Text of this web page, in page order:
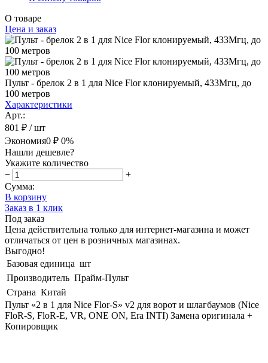
О товаре
Цена и заказ
Пульт - брелок 2 в 1 для Nice Flor клонируемый, 433Мгц, до
100 метров
Характеристики
Арт.:
801 ₽ / шт
Экономия0 ₽ 0%
Нашли дешевле?
Укажите количество
−
+
Сумма:
В корзину
Заказ в 1 клик
Под заказ
Цена действительна только для интернет-магазина и может
отличаться от цен в розничных магазинах.
Выгодно!
Базовая единица шт
Производитель Прайм-Пульт
Страна Китай
Пульт «2 в 1 для Nice Flor-S» v2 для ворот и шлагбаумов (Nice
FloR-S, FloR-E, VR, ONE ON, Era INTI) Замена оригинала +
Копировщик